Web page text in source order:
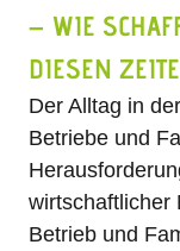
– WIE
DIESEN
Der Alltag in
Betriebe und
wirtschaftlicher
Betrieb und